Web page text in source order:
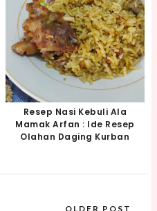
Resep Nasi Kebuli Ala
Mamak Arfan : Ide Resep
Olahan Daging Kurban
OLDER POST